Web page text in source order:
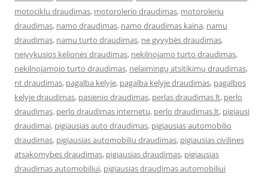
motociklu draudimas, motorolerio draudimas, motoroleriu
draudimas, namo draudimas, namo draudimas kaina, namu
draudimas, namu turto draudimas, ne gyvybės draudimas,
neįvykusios kelionės draudimas, nekilnojamo turto draudimas,
nekilnojamojo turto draudimas, nelaimingų atsitikimų draudimas,
nt draudimas, pagalba kelyje, pagalba kelyje draudimas, pagalbos
kelyje draudimas, pasienio draudimas, perlas draudimas lt, perlo
draudimas, perlo draudimas internetu, perlo draudimas.lt, pigiausi
draudimai, pigiausias auto draudimas, pigiausias automobilio
draudimas, pigiausias automobiliu draudimas, pigiausias civilines
atsakomybes draudimas, pigiausias draudimas, pigiausias
draudimas automobiliui, pigiausias draudimas automobiliui